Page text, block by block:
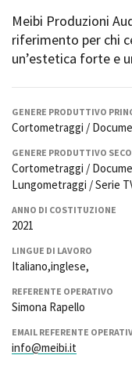
Professionisti
Attrici-Attori
Beginners
BOOK DATABASE
NEWS
CASTING
Amministrazione
Bandi e gare
Meibi Produzioni
riferimento per chi
un’estetica forte e
GENERE PRODUTTIVO
Cortometraggi /
GENERE PRODUTTIVO
Cortometraggi /
Lungometraggi / Serie
ANNO DI COSTITUZIONE
2021
LINGUE DI LAVORO
Italiano,inglese,
REFERENTE OPERATIVO
Simona Rapello
EMAIL REFERENTE
info@meibi.it